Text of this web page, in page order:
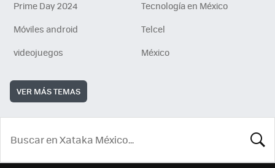
Prime Day 2024
Tecnología en México
Móviles android
Telcel
videojuegos
México
VER MÁS TEMAS